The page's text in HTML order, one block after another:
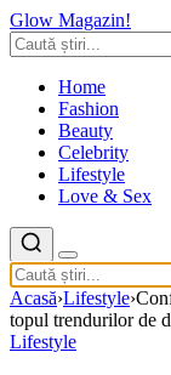
Glow Magazin!
Home
Fashion
Beauty
Celebrity
Lifestyle
Love & Sex
Acasă›Lifestyle›
topul trendurilor de
Lifestyle